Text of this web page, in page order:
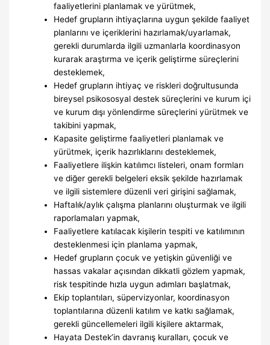
faaliyetlerini planlamak ve yürütmek,
Hedef grupların ihtiyaçlarına uygun şekilde faaliyet
planlarını ve içeriklerini hazırlamak/uyarlamak,
gerekli durumlarda ilgili uzmanlarla koordinasyon
kurarak araştırma ve içerik geliştirme süreçlerini
desteklemek,
Hedef grupların ihtiyaç ve riskleri doğrultusunda
bireysel psikososyal destek süreçlerini ve kurum içi
ve kurum dışı yönlendirme süreçlerini yürütmek ve
takibini yapmak,
Kapasite geliştirme faaliyetleri planlamak ve
yürütmek, içerik hazırlıklarını desteklemek,
Faaliyetlere ilişkin katılımcı listeleri, onam formları
ve diğer gerekli belgeleri eksik şekilde hazırlamak
ve ilgili sistemlere düzenli veri girişini sağlamak,
Haftalık/aylık çalışma planlarını oluşturmak ve ilgili
raporlamaları yapmak,
Faaliyetlere katılacak kişilerin tespiti ve katılımının
desteklenmesi için planlama yapmak,
Hedef grupların çocuk ve yetişkin güvenliği ve
hassas vakalar açısından dikkatli gözlem yapmak,
risk tespitinde hızla uygun adımları başlatmak,
Ekip toplantıları, süpervizyonlar, koordinasyon
toplantılarına düzenli katılım ve katkı sağlamak,
gerekli güncellemeleri ilgili kişilere aktarmak,
Hayata Destek’in davranış kuralları, çocuk ve